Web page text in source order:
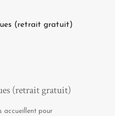
(retrait gratuit)
accueillent pour